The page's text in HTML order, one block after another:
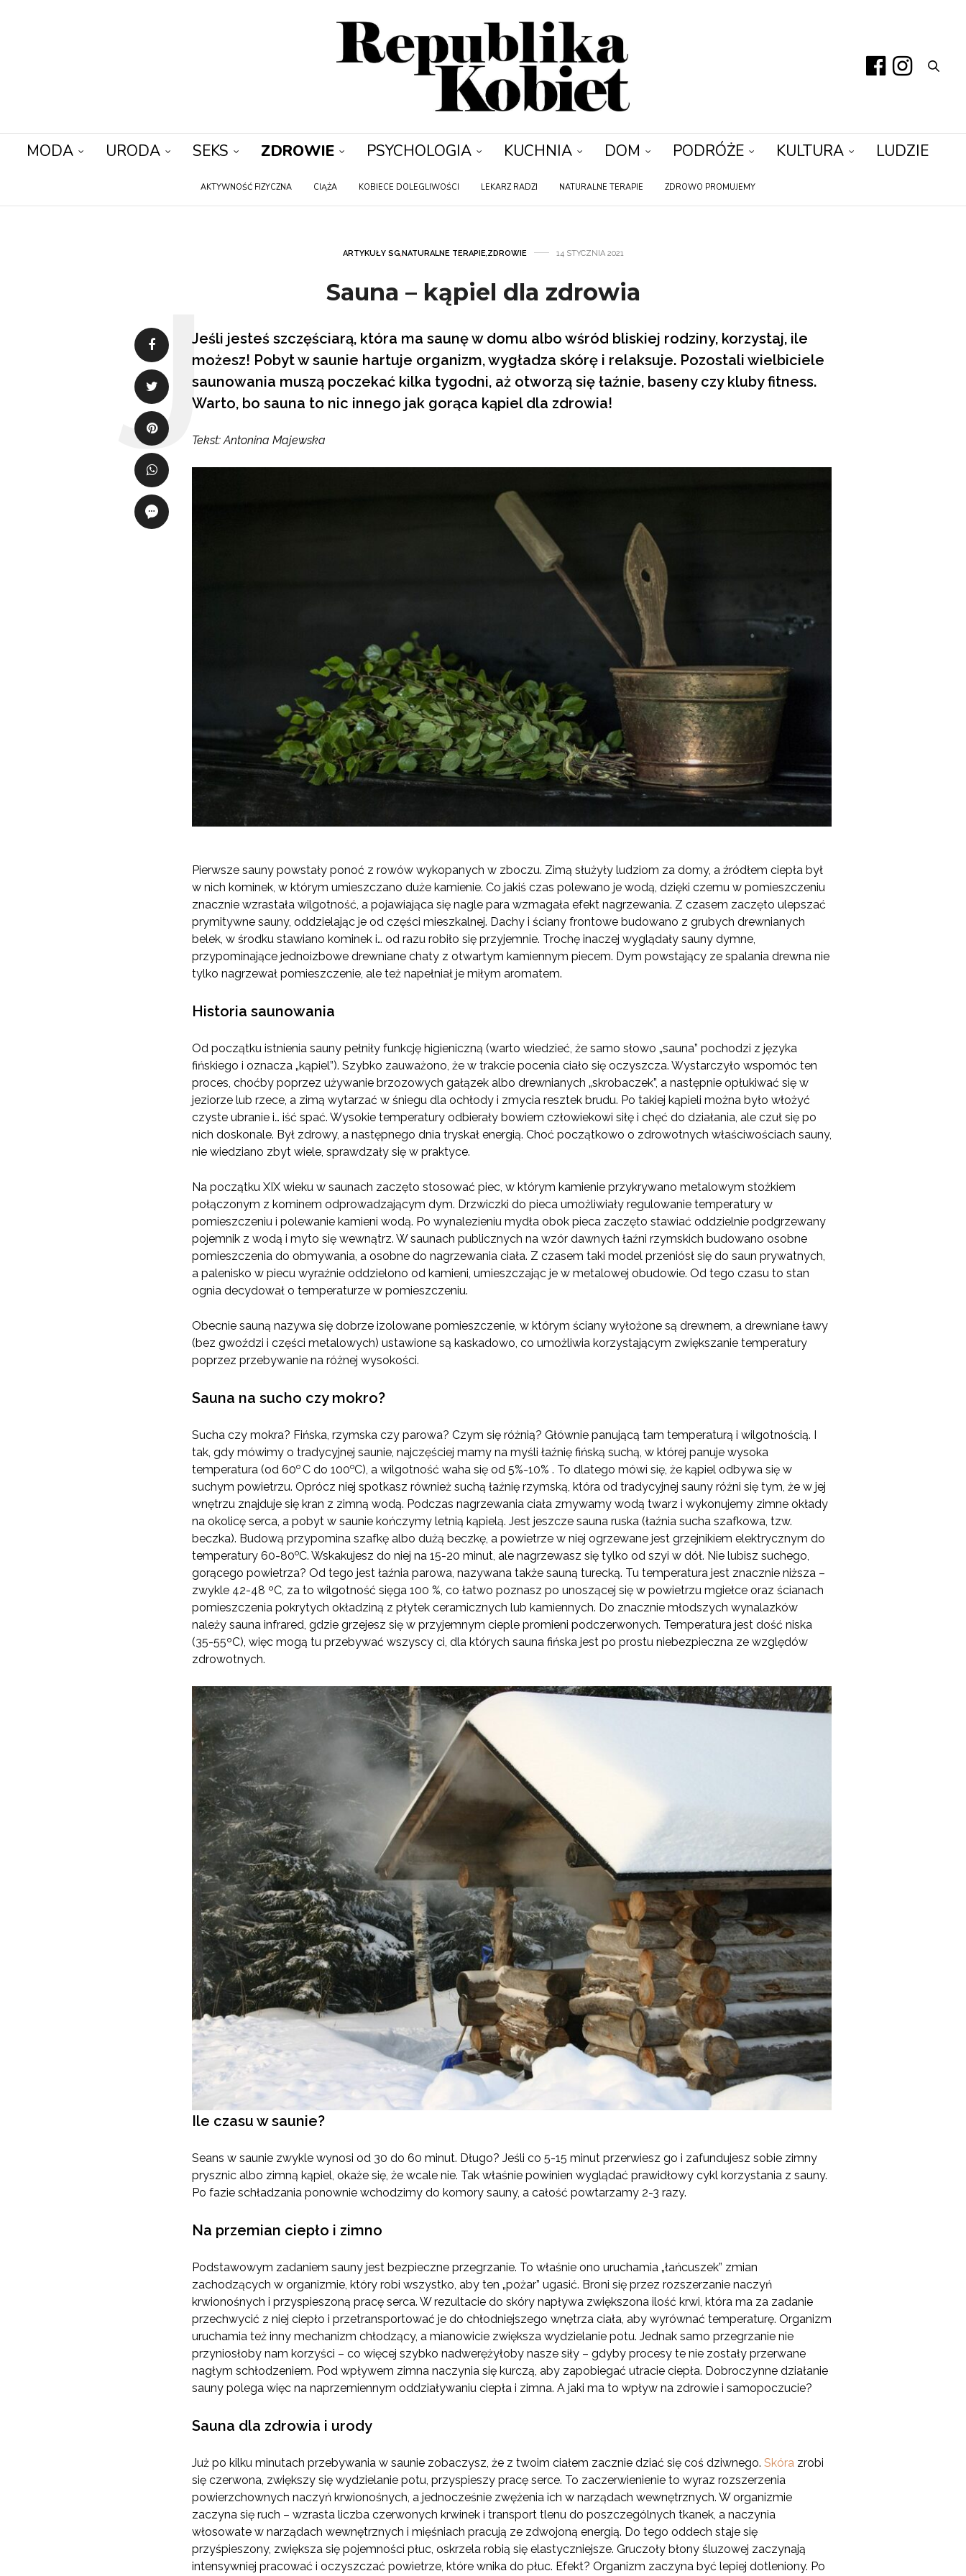
MODA URODA SEKS ZDROWIE PSYCHOLOGIA KUCHNIA DOM PODRÓŻE KULTURA LUDZIE
AKTYWNOŚĆ FIZYCZNA CIĄŻA KOBIECE DOLEGLIWOŚCI LEKARZ RADZI NATURALNE TERAPIE ZDROWO PROMUJEMY
ARTYKUŁY SG,NATURALNE TERAPIE,ZDROWIE 14 STYCZNIA 2021
Sauna – kąpiel dla zdrowia
Jeśli jesteś szczęściarą, która ma saunę w domu albo wśród bliskiej rodziny, korzystaj, ile
możesz! Pobyt w saunie hartuje organizm, wygładza skórę i relaksuje. Pozostali wielbiciele
saunowania muszą poczekać kilka tygodni, aż otworzą się łaźnie, baseny czy kluby fitness.
Warto, bo sauna to nic innego jak gorąca kąpiel dla zdrowia!
Tekst: Antonina Majewska
Pierwsze sauny powstały ponoć z rowów wykopanych w zboczu. Zimą służyły ludziom za domy, a źródłem ciepła był
w nich kominek, w którym umieszczano duże kamienie. Co jakiś czas polewano je wodą, dzięki czemu w pomieszczeniu
znacznie wzrastała wilgotność, a pojawiająca się nagle para wzmagała efekt nagrzewania. Z czasem zaczęto ulepszać
prymitywne sauny, oddzielając je od części mieszkalnej. Dachy i ściany frontowe budowano z grubych drewnianych
belek, w środku stawiano kominek i… od razu robiło się przyjemnie. Trochę inaczej wyglądały sauny dymne,
przypominające jednoizbowe drewniane chaty z otwartym kamiennym piecem. Dym powstający ze spalania drewna nie
tylko nagrzewał pomieszczenie, ale też napełniał je miłym aromatem.
Historia saunowania
Od początku istnienia sauny pełniły funkcję higieniczną (warto wiedzieć, że samo słowo „sauna” pochodzi z języka
fińskiego i oznacza „kąpiel”). Szybko zauważono, że w trakcie pocenia ciało się oczyszcza. Wystarczyło wspomóc ten
proces, choćby poprzez używanie brzozowych gałązek albo drewnianych „skrobaczek”, a następnie opłukiwać się w
jeziorze lub rzece, a zimą wytarzać w śniegu dla ochłody i zmycia resztek brudu. Po takiej kąpieli można było włożyć
czyste ubranie i… iść spać. Wysokie temperatury odbierały bowiem człowiekowi siłę i chęć do działania, ale czuł się po
nich doskonale. Był zdrowy, a następnego dnia tryskał energią. Choć początkowo o zdrowotnych właściwościach sauny,
nie wiedziano zbyt wiele, sprawdzały się w praktyce.
Na początku XIX wieku w saunach zaczęto stosować piec, w którym kamienie przykrywano metalowym stożkiem
połączonym z kominem odprowadzającym dym. Drzwiczki do pieca umożliwiały regulowanie temperatury w
pomieszczeniu i polewanie kamieni wodą. Po wynalezieniu mydła obok pieca zaczęto stawiać oddzielnie podgrzewany
pojemnik z wodą i myto się wewnątrz. W saunach publicznych na wzór dawnych łaźni rzymskich budowano osobne
pomieszczenia do obmywania, a osobne do nagrzewania ciała. Z czasem taki model przeniósł się do saun prywatnych,
a palenisko w piecu wyraźnie oddzielono od kamieni, umieszczając je w metalowej obudowie. Od tego czasu to stan
ognia decydował o temperaturze w pomieszczeniu.
Obecnie sauną nazywa się dobrze izolowane pomieszczenie, w którym ściany wyłożone są drewnem, a drewniane ławy
(bez gwoździ i części metalowych) ustawione są kaskadowo, co umożliwia korzystającym zwiększanie temperatury
poprzez przebywanie na różnej wysokości.
Sauna na sucho czy mokro?
Sucha czy mokra? Fińska, rzymska czy parowa? Czym się różnią? Głównie panującą tam temperaturą i wilgotnością. I
tak, gdy mówimy o tradycyjnej saunie, najczęściej mamy na myśli łaźnię fińską suchą, w której panuje wysoka
temperatura (od 60o C do 100oC), a wilgotność waha się od 5%-10% . To dlatego mówi się, że kąpiel odbywa się w
suchym powietrzu. Oprócz niej spotkasz również suchą łaźnię rzymską, która od tradycyjnej sauny różni się tym, że w jej
wnętrzu znajduje się kran z zimną wodą. Podczas nagrzewania ciała zmywamy wodą twarz i wykonujemy zimne okłady
na okolicę serca, a pobyt w saunie kończymy letnią kąpielą. Jest jeszcze sauna ruska (łaźnia sucha szafkowa, tzw.
beczka). Budową przypomina szafkę albo dużą beczkę, a powietrze w niej ogrzewane jest grzejnikiem elektrycznym do
temperatury 60-80oC. Wskakujesz do niej na 15-20 minut, ale nagrzewasz się tylko od szyi w dół. Nie lubisz suchego,
gorącego powietrza? Od tego jest łaźnia parowa, nazywana także sauną turecką. Tu temperatura jest znacznie niższa –
zwykle 42-48 ºC, za to wilgotność sięga 100 %, co łatwo poznasz po unoszącej się w powietrzu mgiełce oraz ścianach
pomieszczenia pokrytych okładziną z płytek ceramicznych lub kamiennych. Do znacznie młodszych wynalazków
należy sauna infrared, gdzie grzejesz się w przyjemnym cieple promieni podczerwonych. Temperatura jest dość niska
(35-55ºC), więc mogą tu przebywać wszyscy ci, dla których sauna fińska jest po prostu niebezpieczna ze względów
zdrowotnych.
Ile czasu w saunie?
Seans w saunie zwykle wynosi od 30 do 60 minut. Długo? Jeśli co 5-15 minut przerwiesz go i zafundujesz sobie zimny
prysznic albo zimną kąpiel, okaże się, że wcale nie. Tak właśnie powinien wyglądać prawidłowy cykl korzystania z sauny.
Po fazie schładzania ponownie wchodzimy do komory sauny, a całość powtarzamy 2-3 razy.
Na przemian ciepło i zimno
Podstawowym zadaniem sauny jest bezpieczne przegrzanie. To właśnie ono uruchamia „łańcuszek” zmian
zachodzących w organizmie, który robi wszystko, aby ten „pożar” ugasić. Broni się przez rozszerzanie naczyń
krwionośnych i przyspieszoną pracę serca. W rezultacie do skóry napływa zwiększona ilość krwi, która ma za zadanie
przechwycić z niej ciepło i przetransportować je do chłodniejszego wnętrza ciała, aby wyrównać temperaturę. Organizm
uruchamia też inny mechanizm chłodzący, a mianowicie zwiększa wydzielanie potu. Jednak samo przegrzanie nie
przyniosłoby nam korzyści – co więcej szybko nadwerężyłoby nasze siły – gdyby procesy te nie zostały przerwane
nagłym schłodzeniem. Pod wpływem zimna naczynia się kurczą, aby zapobiegać utracie ciepła. Dobroczynne działanie
sauny polega więc na naprzemiennym oddziaływaniu ciepła i zimna. A jaki ma to wpływ na zdrowie i samopoczucie?
Sauna dla zdrowia i urody
Już po kilku minutach przebywania w saunie zobaczysz, że z twoim ciałem zacznie dziać się coś dziwnego. Skóra zrobi
się czerwona, zwiększy się wydzielanie potu, przyspieszy pracę serce. To zaczerwienienie to wyraz rozszerzenia
powierzchownych naczyń krwionośnych, a jednocześnie zwężenia ich w narządach wewnętrznych. W organizmie
zaczyna się ruch – wzrasta liczba czerwonych krwinek i transport tlenu do poszczególnych tkanek, a naczynia
włosowate w narządach wewnętrznych i mięśniach pracują ze zdwojoną energią. Do tego oddech staje się
przyśpieszony, zwiększa się pojemności płuc, oskrzela robią się elastyczniejsze. Gruczoły błony śluzowej zaczynają
intensywniej pracować i oczyszczać powietrze, które wnika do płuc. Efekt? Organizm zaczyna być lepiej dotleniony. Po